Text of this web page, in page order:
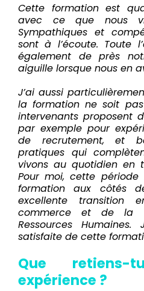
Cette formation est
avec ce que nous
Sympathiques et
sont à l’écoute. Toute
également de près
aiguille lorsque nous en
J’ai aussi
la formation ne soit
intervenants proposent
par exemple pour
de recrutement, et
pratiques qui
vivons au quotidien en
Pour moi, cette
formation aux côtés
excellente transition
commerce et de la
Ressources
satisfaite de cette
Que
expérience ?